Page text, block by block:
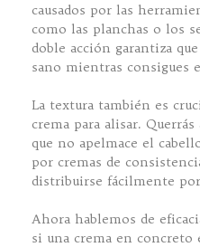
causados por las
como las planchas o los
doble acción garantiza
sano mientras consigues
La textura también es
crema para alisar.
que no apelmace el
por cremas de
distribuirse fácilmente
Ahora hablemos de
si una crema en concreto